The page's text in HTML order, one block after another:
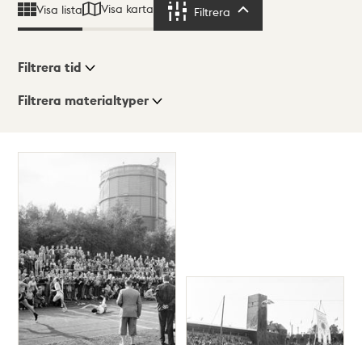
Visa lista Visa karta Filtrera
Visningsläge
Filtrera tid
Filtrera materialtyper